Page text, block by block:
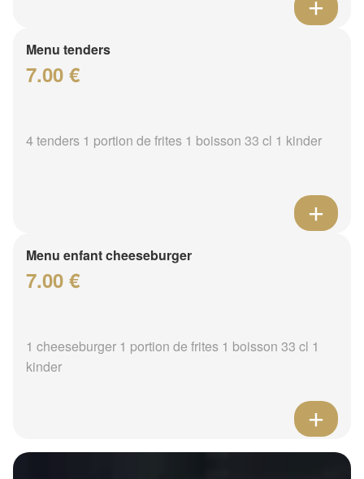
Menu tenders
7.00 €
4 tenders 1 portion de frites 1 boisson 33 cl 1 kinder
Menu enfant cheeseburger
7.00 €
1 cheeseburger 1 portion de frites 1 boisson 33 cl 1
kinder